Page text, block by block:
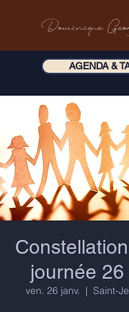
Dominique
AGENDA &
journée 26
ven. 26 janv.
  |
Saint-